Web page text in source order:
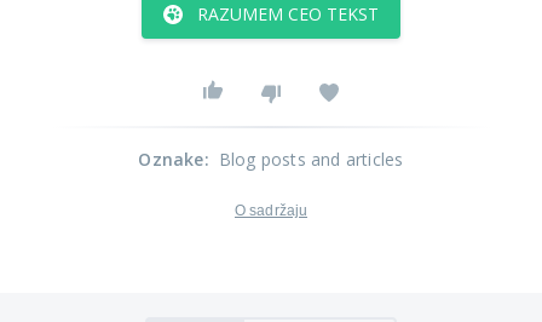
RAZUMEM CEO TEKST
Oznake: Blog posts and articles
O sadržaju